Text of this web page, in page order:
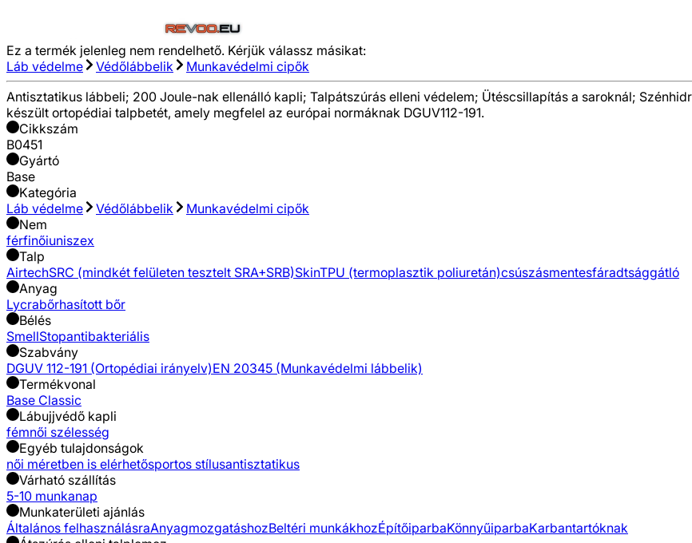
Ez a termék jelenleg nem rendelhető. Kérjük válassz másikat:
Láb védelme
Védőlábbelik
Munkavédelmi cipők
Antisztatikus lábbeli; 200 Joule-nak ellenálló kapli; Talpátszúrás elleni védelem; Ütéscsillapítás a saroknál;
készült ortopédiai talpbetét, amely megfelel az európai normáknak DGUV112-191.
Cikkszám
B0451
Gyártó
Base
Kategória
Láb védelme
Védőlábbelik
Munkavédelmi cipők
Nem
férfinőiuniszex
Talp
AirtechSRC (mindkét felületen tesztelt SRA+SRB)SkinTPU (termoplasztik poliuretán)csúszásmentesfáradtsággátló
Anyag
Lycrabőrhasított bőr
Bélés
SmellStopantibakteriális
Szabvány
DGUV 112-191 (Ortopédiai irányelv)EN 20345 (Munkavédelmi lábbelik)
Termékvonal
Base Classic
Lábujjvédő kapli
fémnői szélesség
Egyéb tulajdonságok
női méretben is elérhetősportos stílusantisztatikus
Várható szállítás
5-10 munkanap
Munkaterületi ajánlás
Általános felhasználásraAnyagmozgatáshozBeltéri munkákhozÉpítőiparbaKönnyűiparbaKarbantartóknak